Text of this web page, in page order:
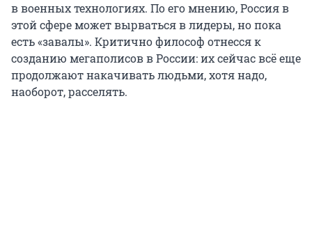
в военных технологиях. По его мнению, Россия в
этой сфере может вырваться в лидеры, но пока
есть «завалы». Критично философ отнесся к
созданию мегаполисов в России: их сейчас всё еще
продолжают накачивать людьми, хотя надо,
наоборот, расселять.